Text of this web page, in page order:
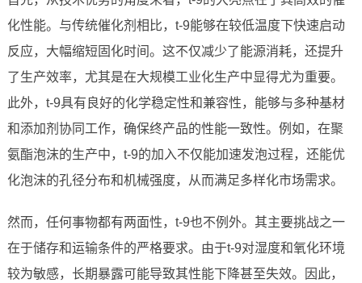
化性能。与传统催化剂相比，t-9能够在较低温度下快速启动
反应，大幅缩短固化时间。这不仅减少了能源消耗，还提升
了生产效率，尤其是在大规模工业化生产中显得尤为重要。
此外，t-9具有良好的化学稳定性和兼容性，能够与多种基材
和添加剂协同工作，确保终产品的性能一致性。例如，在聚
氨酯泡沫的生产中，t-9的加入不仅能加速发泡过程，还能优
化泡沫的孔径分布和机械强度，从而满足多样化市场需求。
然而，任何事物都有两面性，t-9也不例外。其主要挑战之一
在于储存和运输条件的严格要求。由于t-9对湿度和氧化环境
较为敏感，长期暴露可能导致其性能下降甚至失效。因此，